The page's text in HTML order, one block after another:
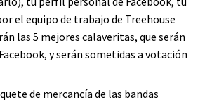
el equipo de trabajo de Treehouse
las 5 mejores calaveritas, que serán
Facebook, y serán sometidas a votación
de mercancía de las bandas